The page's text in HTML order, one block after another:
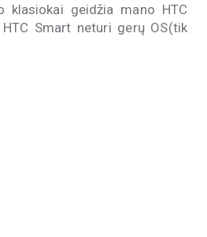
klasiokai geidžia mano HTC
Smart neturi gerų OS(tik